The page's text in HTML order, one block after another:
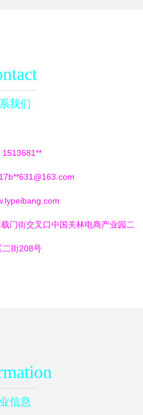
我们
1513681**
631@163.com
门街交叉口中国关林电商产业园二
二街208号
信息